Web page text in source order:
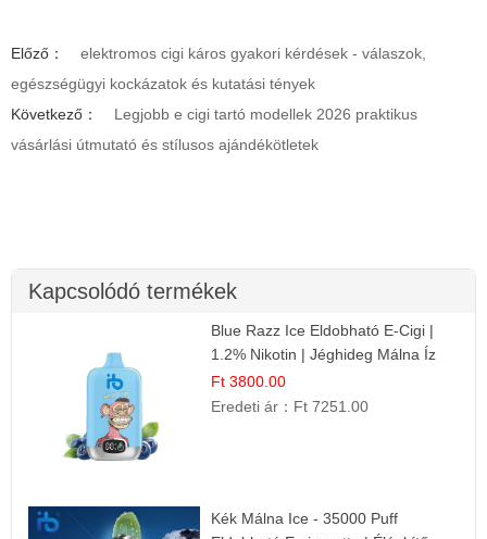
Előző：
elektromos cigi káros gyakori kérdések - válaszok,
egészségügyi kockázatok és kutatási tények
Következő：
Legjobb e cigi tartó modellek 2026 praktikus
vásárlási útmutató és stílusos ajándékötletek
Kapcsolódó termékek
Blue Razz Ice Eldobható E-Cigi |
1.2% Nikotin | Jéghideg Málna Íz
Ft 3800.00
Eredeti ár： Ft 7251.00
Kék Málna Ice - 35000 Puff